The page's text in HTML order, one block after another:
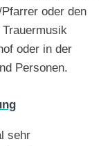
oder den
oder in der
Personen.
sehr